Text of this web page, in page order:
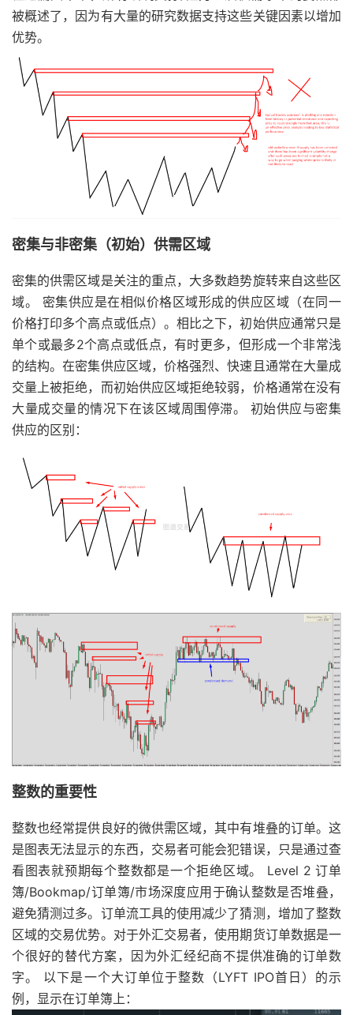
被概述了，因为有大量的研究数据支持这些关键因素以增加
优势。
密集与非密集（初始）供需区域
密集的供需区域是关注的重点，大多数趋势旋转来自这些区
域。 密集供应是在相似价格区域形成的供应区域（在同一
价格打印多个高点或低点）。相比之下，初始供应通常只是
单个或最多2个高点或低点，有时更多，但形成一个非常浅
的结构。在密集供应区域，价格强烈、快速且通常在大量成
交量上被拒绝，而初始供应区域拒绝较弱，价格通常在没有
大量成交量的情况下在该区域周围停滞。 初始供应与密集
供应的区别：
整数的重要性
整数也经常提供良好的微供需区域，其中有堆叠的订单。这
是图表无法显示的东西，交易者可能会犯错误，只是通过查
看图表就预期每个整数都是一个拒绝区域。 Level 2 订单
簿/Bookmap/订单簿/市场深度应用于确认整数是否堆叠，
避免猜测过多。订单流工具的使用减少了猜测，增加了整数
区域的交易优势。对于外汇交易者，使用期货订单数据是一
个很好的替代方案，因为外汇经纪商不提供准确的订单数
字。 以下是一个大订单位于整数（LYFT IPO首日）的示
例，显示在订单簿上：